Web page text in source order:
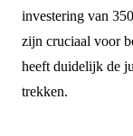
investering van
zijn cruciaal voor
heeft duidelijk de
trekken.